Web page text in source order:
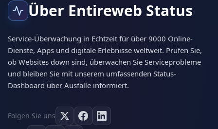
Über Entireweb Status
Service-Überwachung in Echtzeit für über 9000 Online-
Dienste, Apps und digitale Erlebnisse weltweit. Prüfen Sie,
ob Websites down sind, überwachen Sie Serviceprobleme
und bleiben Sie mit unserem umfassenden Status-
Dashboard über Ausfälle informiert.
Folgen Sie uns